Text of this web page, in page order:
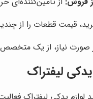
قیمت قطعات را از
صورت نیاز، از یک متخصص
لیفتراک